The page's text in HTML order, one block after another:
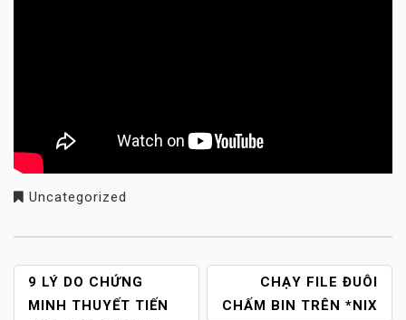
Uncategorized
POST
NAVIGATION
9 LÝ DO CHỨNG
MINH THUYẾT TIẾN
CHẠY FILE ĐUÔI
CHẤM BIN TRÊN *NIX